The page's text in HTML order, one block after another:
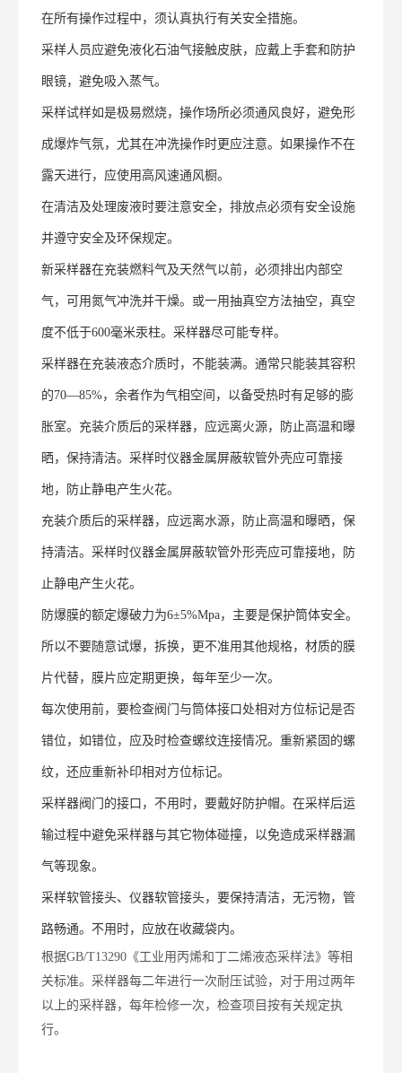
在所有操作过程中，须认真执行有关安全措施。
采样人员应避免液化石油气接触皮肤，应戴上手套和防护
眼镜，避免吸入蒸气。
采样试样如是极易燃烧，操作场所必须通风良好，避免形
成爆炸气氛，尤其在冲洗操作时更应注意。如果操作不在
露天进行，应使用高风速通风橱。
在清洁及处理废液时要注意安全，排放点必须有安全设施
并遵守安全及环保规定。
新采样器在充装燃料气及天然气以前，必须排出内部空
气，可用氮气冲洗并干燥。或一用抽真空方法抽空，真空
度不低于600毫米汞柱。采样器尽可能专样。
采样器在充装液态介质时，不能装满。通常只能装其容积
的70—85%，余者作为气相空间，以备受热时有足够的膨
胀室。充装介质后的采样器，应远离火源，防止高温和曝
晒，保持清洁。采样时仪器金属屏蔽软管外壳应可靠接
地，防止静电产生火花。
充装介质后的采样器，应远离水源，防止高温和曝晒，保
持清洁。采样时仪器金属屏蔽软管外形壳应可靠接地，防
止静电产生火花。
防爆膜的额定爆破力为6±5%Mpa，主要是保护筒体安全。
所以不要随意试爆，拆换，更不准用其他规格，材质的膜
片代替，膜片应定期更换，每年至少一次。
每次使用前，要检查阀门与筒体接口处相对方位标记是否
错位，如错位，应及时检查螺纹连接情况。重新紧固的螺
纹，还应重新补印相对方位标记。
采样器阀门的接口，不用时，要戴好防护帽。在采样后运
输过程中避免采样器与其它物体碰撞，以免造成采样器漏
气等现象。
采样软管接头、仪器软管接头，要保持清洁，无污物，管
路畅通。不用时，应放在收藏袋内。
根据GB/T13290《工业用丙烯和丁二烯液态采样法》等相
关标准。采样器每二年进行一次耐压试验，对于用过两年
以上的采样器，每年检修一次，检查项目按有关规定执
行。